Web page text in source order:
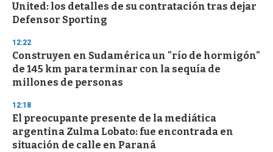
United: los detalles de su contratación tras dejar
Defensor Sporting
12:22
Construyen en Sudamérica un "río de hormigón"
de 145 km para terminar con la sequía de
millones de personas
12:18
El preocupante presente de la mediática
argentina Zulma Lobato: fue encontrada en
situación de calle en Paraná